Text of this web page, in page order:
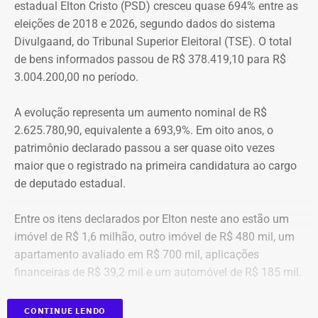
“Creio que duas coisas ainda impedem as mulheres de
seguirem adiante nesta batalha. A vergonha e o medo.
Porque é necessário ter mais do que coragem para seguir
adiante no enfrentamento à violência doméstica. Pois
primeiro é o temor de continuar viva e estar ao lado do
agressor. E o outro é o que vai acontecer com ela depois
que a denúncia for feita. Afinal, há o receio que alguma
brecha legal permita que o agressor, de alguma forma,
fique impune”, comenta.
Passados oito anos após as agrssões se tornarem
públicas nacionalmente, Cristiane cita qual o principal
item que acredita ser necessário que as autoridades
tenham mais rigor.
“A Lei Maria da Penha é muito boa. Eu fui salva graças a
estadual Elton Cristo (PSD) cresceu quase 694% entre as
eleições de 2018 e 2026, segundo dados do sistema
Divulgaand, do Tribunal Superior Eleitoral (TSE). O total
de bens informados passou de R$ 378.419,10 para R$
3.004.200,00 no período.
A evolução representa um aumento nominal de R$
2.625.780,90, equivalente a 693,9%. Em oito anos, o
patrimônio declarado passou a ser quase oito vezes
maior que o registrado na primeira candidatura ao cargo
de deputado estadual.
Entre os itens declarados por Elton neste ano estão um
imóvel de R$ 1,6 milhão, outro imóvel de R$ 480 mil, um
apartamento avaliado em R$ 700 mil, aplicações
financeiras de R$ 39,2 mil e um automóvel de R$ 185 mil.
CONTINUE LENDO